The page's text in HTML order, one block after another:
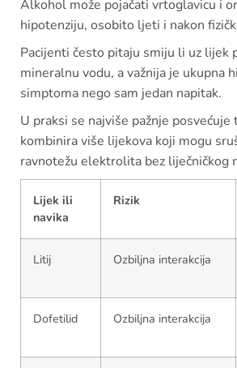
Alkohol može pojačati vrtoglavicu i
hipotenziju, osobito ljeti i nakon
Pacijenti često pitaju smiju li uz lijek
mineralnu vodu, a važnija je ukupna
simptoma nego sam jedan napitak.
U praksi se najviše pažnje posvećuje
kombinira više lijekova koji mogu
ravnotežu elektrolita bez liječničkog
Lijek ili
navika
Rizik
Litij Ozbiljna interakcija
Dofetilid Ozbiljna interakcija